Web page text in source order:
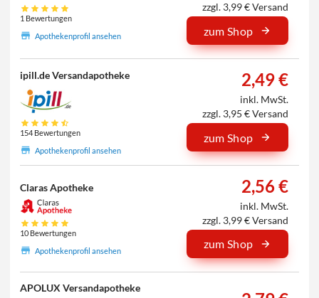
1 Bewertungen
Apothekenprofil ansehen
zzgl. 3,99 € Versand
zum Shop
ipill.de Versandapotheke
154 Bewertungen
Apothekenprofil ansehen
2,49 €
inkl. MwSt.
zzgl. 3,95 € Versand
zum Shop
Claras Apotheke
10 Bewertungen
Apothekenprofil ansehen
2,56 €
inkl. MwSt.
zzgl. 3,99 € Versand
zum Shop
APOLUX Versandapotheke